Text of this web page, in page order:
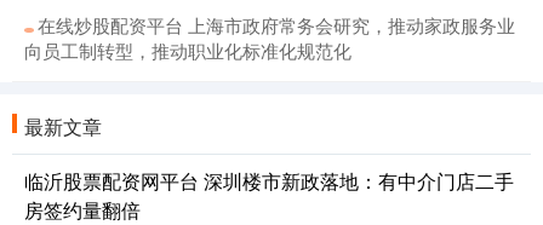
在线炒股配资平台 上海市政府常务会研究，推动家政服务业
向员工制转型，推动职业化标准化规范化
最新文章
临沂股票配资网平台 深圳楼市新政落地：有中介门店二手
房签约量翻倍